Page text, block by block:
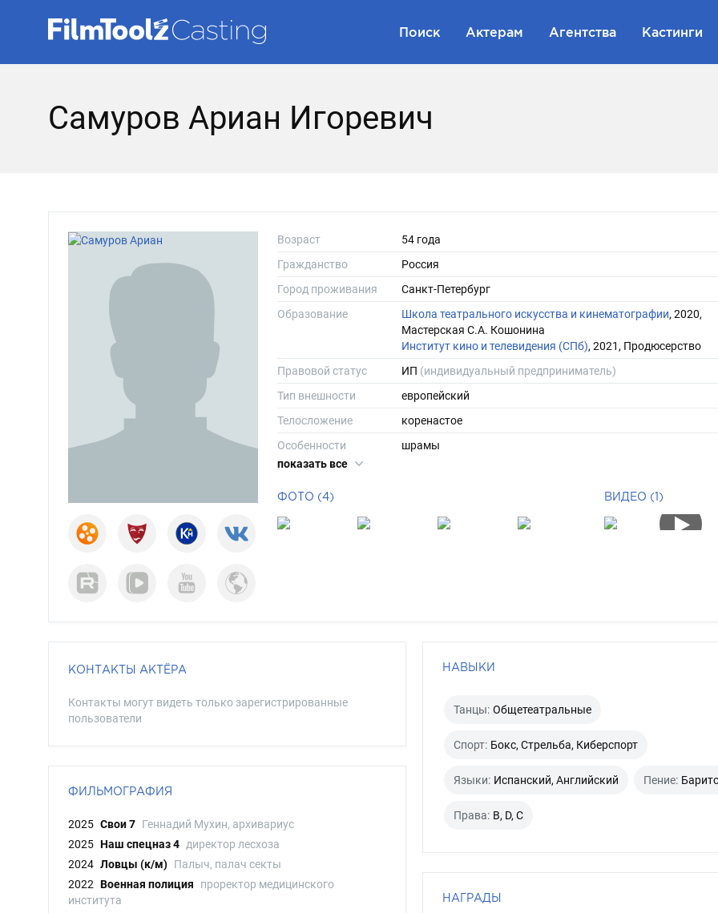
Поиск Актерам Агентства Кастинги
Самуров Ариан Игоревич
Возраст
54 года
Гражданство
Россия
Город проживания
Санкт-Петербург
Образование
Школа театрального искусства и кинематографии, 2020,
Мастерская С.А. Кошонина
Институт кино и телевидения (СПб), 2021, Продюсерство
Правовой статус
ИП (индивидуальный предприниматель)
Тип внешности
европейский
Телосложение
коренастое
Особенности
шрамы
Рост
Вес
Размер одежды
Цвет глаз
серо-голубой
показать все
ФОТО (4) ВИДЕО (1)
КОНТАКТЫ АКТЁРА
Контакты могут видеть только зарегистрированные
пользователи
ФИЛЬМОГРАФИЯ
2025 Свои 7 Геннадий Мухин, архивариус
2025 Наш спецназ 4 директор лесхоза
2024 Ловцы (к/м) Палыч, палач секты
2022 Военная полиция
проректор медицинского
института
НАВЫКИ
Танцы: Общетеатральные
Спорт: Бокс, Стрельба, Киберспорт
Языки: Испанский, Английский Пение:
Права: B, D, C
НАГРАДЫ